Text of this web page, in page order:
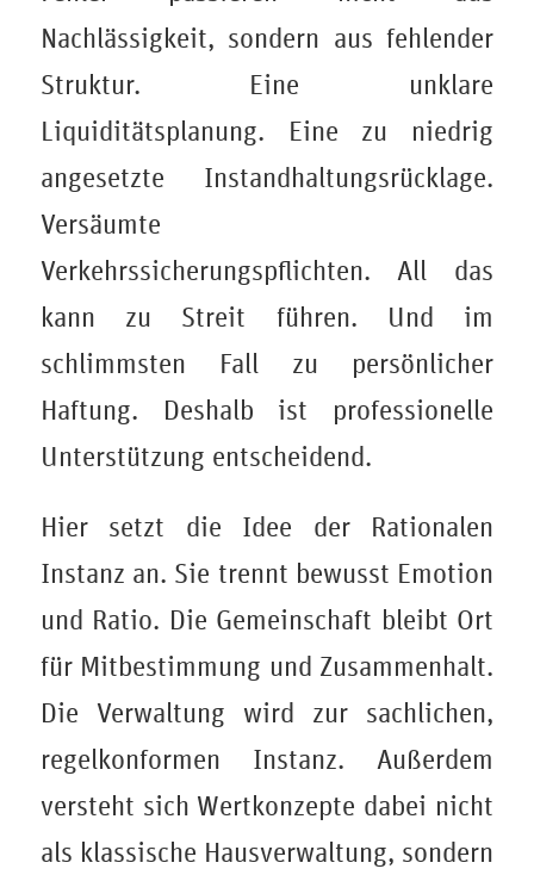
Nachlässigkeit, sondern aus fehlender
Struktur. Eine unklare
Liquiditätsplanung. Eine zu niedrig
angesetzte Instandhaltungsrücklage.
Versäumte
Verkehrssicherungspflichten. All das
kann zu Streit führen. Und im
schlimmsten Fall zu persönlicher
Haftung. Deshalb ist professionelle
Unterstützung entscheidend.
Hier setzt die Idee der Rationalen
Instanz an. Sie trennt bewusst Emotion
und Ratio. Die Gemeinschaft bleibt Ort
für Mitbestimmung und Zusammenhalt.
Die Verwaltung wird zur sachlichen,
regelkonformen Instanz. Außerdem
versteht sich Wertkonzepte dabei nicht
als klassische Hausverwaltung, sondern